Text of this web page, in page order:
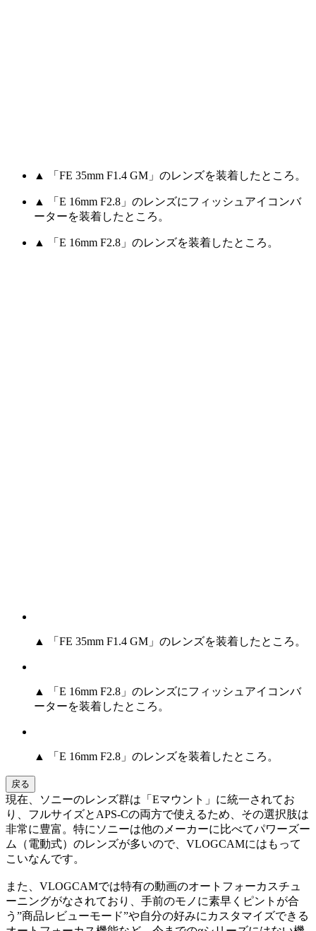
▲ 「FE 35mm F1.4 GM」のレンズを装着したところ。
▲ 「E 16mm F2.8」のレンズにフィッシュアイコンバ
ーターを装着したところ。
▲ 「E 16mm F2.8」のレンズを装着したところ。
▲ 「FE 35mm F1.4 GM」のレンズを装着したところ。
▲ 「E 16mm F2.8」のレンズにフィッシュアイコンバ
ーターを装着したところ。
▲ 「E 16mm F2.8」のレンズを装着したところ。
戻る
現在、ソニーのレンズ群は「Eマウント」に統一されてお
り、フルサイズとAPS-Cの両方で使えるため、その選択肢は
非常に豊富。特にソニーは他のメーカーに比べてパワーズー
ム（電動式）のレンズが多いので、VLOGCAMにはもって
こいなんです。
また、VLOGCAMでは特有の動画のオートフォーカスチュ
ーニングがなされており、手前のモノに素早くピントが合
う”商品レビューモード”や自分の好みにカスタマイズできる